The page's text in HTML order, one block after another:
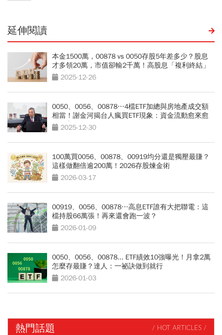
延伸閱讀
本金1500萬，00878 vs 0050存股5年差多少？股息
才多領20萬，市值卻輸2千萬！高股息「複利終結」
陷阱2025-12-26
0050、0056、00878…4檔ETF加總與房地產成交額
相當！謝金河揭台人瘋買ETF現象：資金流動愈來愈
有效率
2025-12-30
100萬買0056、00878、00919均分還是獨壓最賺？
這樣做翻倍逾200萬！2026存股煉金術
2026-03-17
00919、0056、00878…高息ETF誰有大把聯電：這
檔持股66萬張！再來還會跑一波？
2026-01-09
0050、0056、00878... ETF績效10強曝光！月拿2萬
怎麼存最賺？達人：一祕訣做到就行
2026-01-03
熱門話題 / HOT ARTICLES /